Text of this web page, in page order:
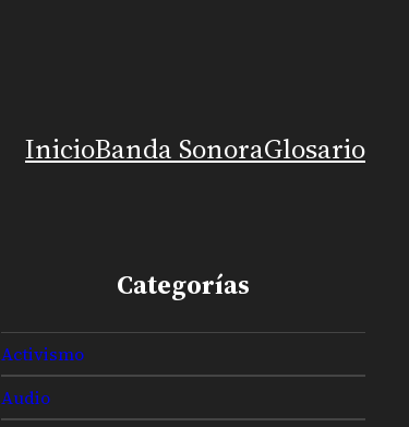
InicioBanda SonoraGlosario
Categorías
Activismo
Audio